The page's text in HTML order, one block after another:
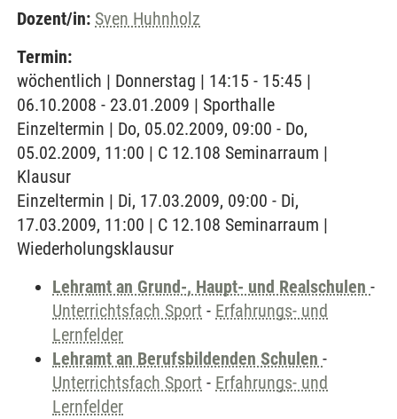
Dozent/in: Sven Huhnholz
Termin:
wöchentlich | Donnerstag | 14:15 - 15:45 |
06.10.2008 - 23.01.2009 | Sporthalle
Einzeltermin | Do, 05.02.2009, 09:00 - Do,
05.02.2009, 11:00 | C 12.108 Seminarraum |
Klausur
Einzeltermin | Di, 17.03.2009, 09:00 - Di,
17.03.2009, 11:00 | C 12.108 Seminarraum |
Wiederholungsklausur
Lehramt an Grund-, Haupt- und Realschulen -
Unterrichtsfach Sport - Erfahrungs- und
Lernfelder
Lehramt an Berufsbildenden Schulen -
Unterrichtsfach Sport - Erfahrungs- und
Lernfelder